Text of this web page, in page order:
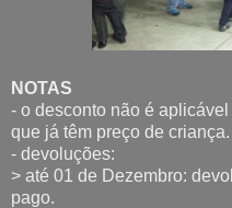
NOTAS
- o desconto não é
que já têm preço de criança.
- devoluções:
> até 01 de Dezembro:
pago.